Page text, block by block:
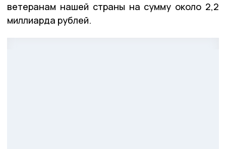
ветеранам нашей страны на сумму около 2,2
миллиарда рублей.